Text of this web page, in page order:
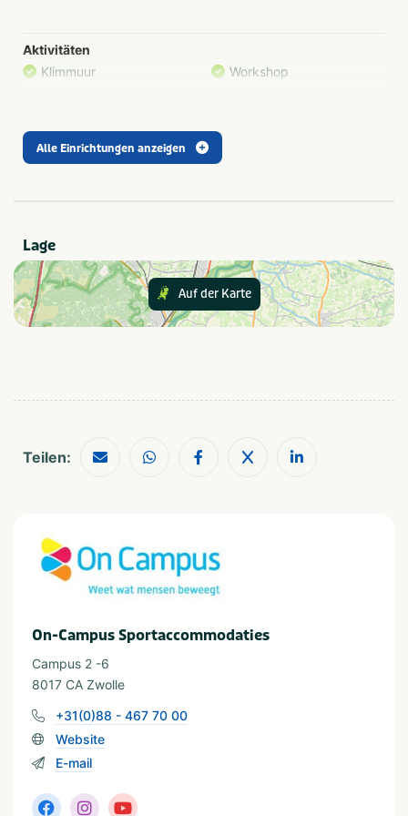
Tagungen
Aktivitäten
Klimmuur
Workshop
Gesellschaft
Bedrijfsuitje
Kinderfeestje
Personeelsuitje
Teamuitstapje
Gezinsuitje
Klassenuitje
Provinz und Region
Overijssel
Alle Einrichtungen anzeigen
Lage
Auf der Karte
Teilen:
On-Campus Sportaccommodaties
Campus 2 -6
8017 CA Zwolle
+31(0)88 - 467 70 00
Website
E-mail